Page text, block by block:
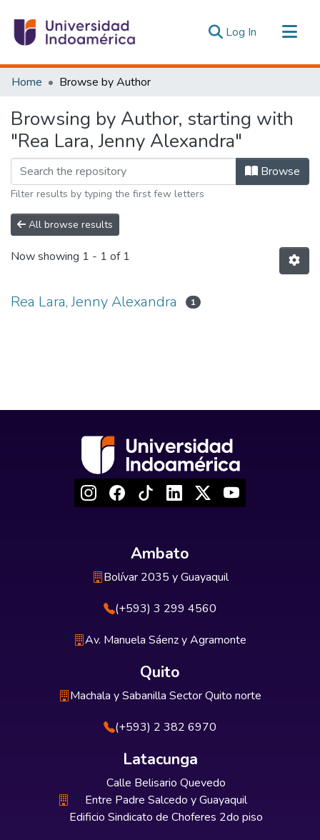
Log In (current)
Communities & Collections
Estadísticas Externas
Home Browse by Author
Browsing by Author, starting with
"Rea Lara, Jenny Alexandra"
Browse
Filter results by typing the first few letters
All browse results
Now showing 1 - 1 of 1
Rea Lara, Jenny Alexandra 1
Ambato
Bolívar 2035 y Guayaquil
(+593) 3 299 4560
Av. Manuela Sáenz y Agramonte
Quito
Machala y Sabanilla Sector Quito norte
(+593) 2 382 6970
Latacunga
Calle Belisario Quevedo
Entre Padre Salcedo y Guayaquil
Edificio Sindicato de Choferes 2do piso